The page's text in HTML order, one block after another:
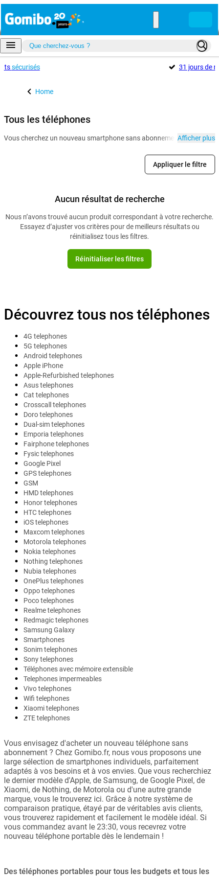
sécurisés 31 jours de
Home
Tous les téléphones
Vous cherchez un nouveau smartphone sans abonnement ?Afficher plus
Appliquer le filtre
Aucun résultat de recherche
Nous n’avons trouvé aucun produit correspondant à votre recherche.
Essayez d’ajuster vos critères pour de meilleurs résultats ou
réinitialisez tous les filtres.
Réinitialiser les filtres
Découvrez tous nos téléphones
4G telephones
5G telephones
Android telephones
Apple iPhone
Apple-Refurbished telephones
Asus telephones
Cat telephones
Crosscall telephones
Doro telephones
Dual-sim telephones
Emporia telephones
Fairphone telephones
Fysic telephones
Google Pixel
GPS telephones
GSM
HMD telephones
Honor telephones
HTC telephones
iOS telephones
Maxcom telephones
Motorola telephones
Nokia telephones
Nothing telephones
Nubia telephones
OnePlus telephones
Oppo telephones
Poco telephones
Realme telephones
Redmagic telephones
Samsung Galaxy
Smartphones
Sonim telephones
Sony telephones
Téléphones avec mémoire extensible
Telephones impermeables
Vivo telephones
Wifi telephones
Xiaomi telephones
ZTE telephones
Vous envisagez d'acheter un nouveau téléphone sans
abonnement ? Chez Gomibo.fr, nous vous proposons une
large sélection de smartphones individuels, parfaitement
adaptés à vos besoins et à vos envies. Que vous recherchiez
le dernier modèle d'Apple, de Samsung, de Google Pixel, de
Xiaomi, de Nothing, de Motorola ou d'une autre grande
marque, vous le trouverez ici. Grâce à notre système de
comparaison pratique, étayé par de véritables avis clients,
vous trouverez rapidement et facilement le modèle idéal. Si
vous commandez avant le 23:30, vous recevrez votre
nouveau téléphone portable dès le lendemain !
Des téléphones portables pour tous les budgets et tous les